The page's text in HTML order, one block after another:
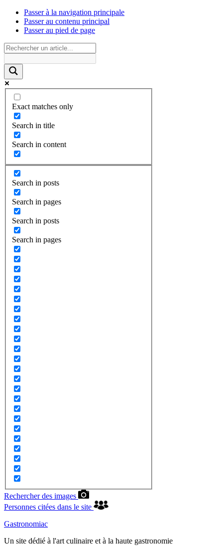
Passer à la navigation principale
Passer au contenu principal
Passer au pied de page
Exact matches only
Search in title
Search in content
Search in posts
Search in pages
Search in posts
Search in pages
Rechercher des images
Personnes citées dans le site
Gastronomiac
Un site dédié à l'art culinaire et à la haute gastronomie